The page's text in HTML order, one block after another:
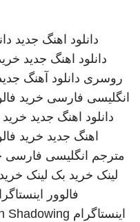
دانلود اهنگ جدید
دانلود اهنگ جدید
روسری دانلود آهنگ
انگلیسی فارسی خرید
دانلود اهنگ جدید
اهنگ جدید خرید
مترجم انگلیسی فارسی
لینک خرید بک لینک
فالوور
اینستاگرام Shadowing